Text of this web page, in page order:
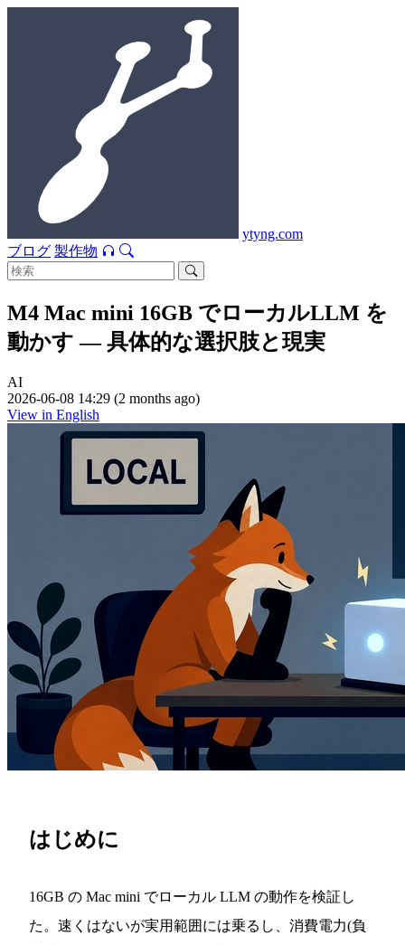
ytyng.com
ブログ 製作物
M4 Mac mini 16GB でローカルLLM を
動かす — 具体的な選択肢と現実
AI
2026-06-08 14:29 (2 months ago)
View in English
はじめに
16GB の Mac mini でローカル LLM の動作を検証し
た。速くはないが実用範囲には乗るし、消費電力(負